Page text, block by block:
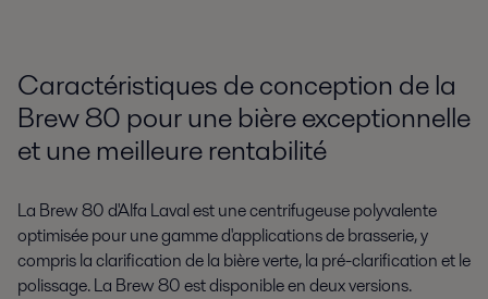
Caractéristiques de conception de la
Brew 80 pour une bière exceptionnelle
et une meilleure rentabilité
La Brew 80 d'Alfa Laval est une centrifugeuse polyvalente
optimisée pour une gamme d'applications de brasserie, y
compris la clarification de la bière verte, la pré-clarification et le
polissage. La Brew 80 est disponible en deux versions.